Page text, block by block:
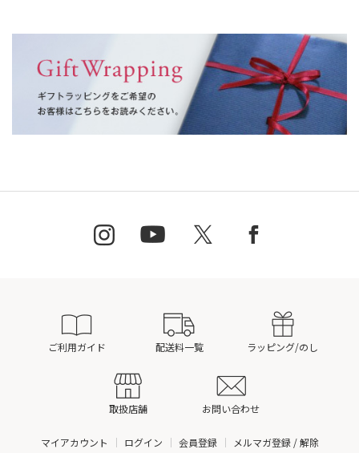
ご利用ガイド 配送料一覧 ラッピング/のし
取扱店舗 お問い合わせ
マイアカウント ログイン 会員登録
メルマガ登録 / 解除